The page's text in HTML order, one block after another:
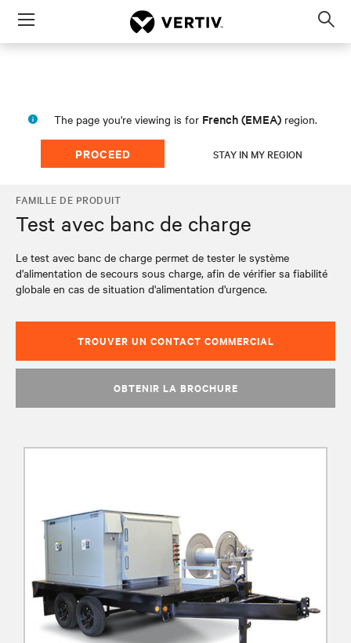
Menu
The page you're viewing is for French (EMEA) region.
PROCEED STAY IN MY REGION
FAMILLE DE PRODUIT
Test avec banc de charge
Le test avec banc de charge permet de tester le système
d'alimentation de secours sous charge, afin de vérifier sa fiabilité
globale en cas de situation d'alimentation d'urgence.
TROUVER UN CONTACT COMMERCIAL
OBTENIR LA BROCHURE